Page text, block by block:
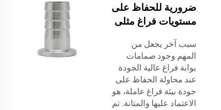
ضرورية للحفاظ على
مستويات فراغ مثلى
سبب آخر يجعل من
المهم وجود صمامات
بوابة فراغ عالية الجودة
عند محاولة الحفاظ على
جودة بيئة فراغ عاملة، هو
الاعتماد عليها والمتانة. تم